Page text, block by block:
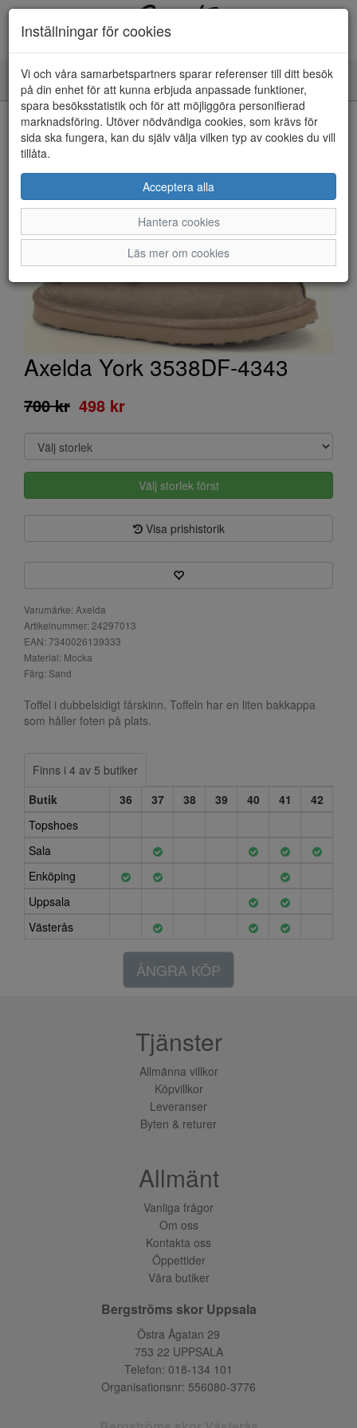
Toggle
navigation
HEM
Axelda York 3538DF-4343
700 kr 498 kr
Välj storlek först
Visa prishistorik
Varumärke: Axelda
Artikelnummer: 24297013
EAN: 7340026139333
Material: Mocka
Färg: Sand
Toffel i dubbelsidigt fårskinn. Toffeln har en liten bakkappa
som håller foten på plats.
Finns i 4 av 5 butiker
Butik
36 37 38 39 40 41
42
Topshoes
Sala
Enköping
Uppsala
Västerås
ÅNGRA KÖP
Inställningar för cookies
Vi och våra samarbetspartners sparar referenser till ditt besök
på din enhet för att kunna erbjuda anpassade funktioner,
spara besöksstatistik och för att möjliggöra personifierad
marknadsföring. Utöver nödvändiga cookies, som krävs för
sida ska fungera, kan du själv välja vilken typ av cookies du vill
tillåta.
Acceptera alla
Hantera cookies
Läs mer om cookies
Tjänster
Allmänna villkor
Köpvillkor
Leveranser
Byten & returer
Allmänt
Vanliga frågor
Om oss
Kontakta oss
Öppettider
Våra butiker
Bergströms skor Uppsala
Östra Ågatan 29
753 22 UPPSALA
Telefon: 018-134 101
Organisationsnr: 556080-3776